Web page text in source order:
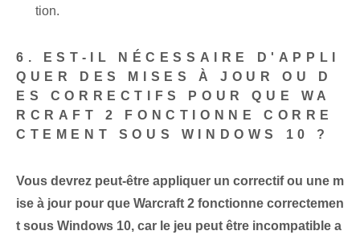
tion.
6. EST-IL NÉCESSAIRE D'APPLI
QUER DES MISES À JOUR OU D
ES CORRECTIFS POUR QUE WA
RCRAFT 2 FONCTIONNE CORRE
CTEMENT SOUS WINDOWS 10 ?
Vous devrez peut-être appliquer un correctif ou une m
ise à jour pour que Warcraft 2 fonctionne correctemen
t sous Windows 10, car le jeu peut être incompatible a